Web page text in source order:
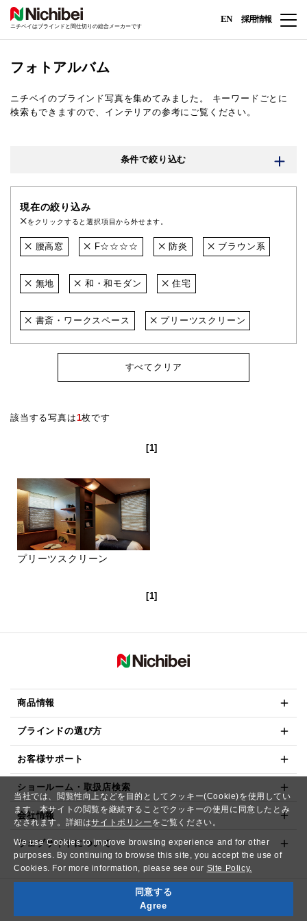
当社では、閲覧性向上などを目的としてクッキー(Cookie)を使用してい
ます。本サイトの閲覧を継続することでクッキーの使用に同意したとみ
なされます。詳細はサイトポリシー をご覧ください。
We use Cookies to improve browsing experience and for other
purposes. By continuing to browse this site, you accept the use of
Cookies. For more information, please see our Site Policy.
同意する
Agree
ニチベイはブラインドと間仕切りの総合メーカーです
EN 採用情報
フォトアルバム
ニチベイのブラインド写真を集めてみました。
キーワードごとに
検索もできますので、インテリアの参考にご覧ください。
条件で絞り込む
現在の絞り込み
をクリックすると選択項目から外せます。
腰高窓 F☆☆☆☆ 防炎 ブラウン系
無地 和・和モダン 住宅
書斎・ワークスペース プリーツスクリーン
すべてクリア
該当する写真は1枚です
[1]
プリーツスクリーン
[1]
商品情報
ブラインドの選び方
お客様サポート
ショールーム・取扱店検索
会社情報
ウェブサイトについて
Copyright© NICHIBEI CO.,LTD. All Rights Reserved.